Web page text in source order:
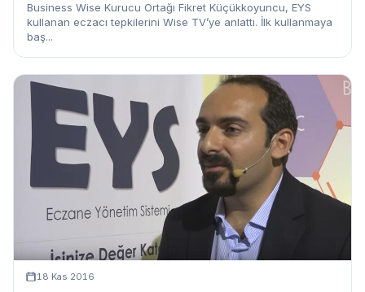
Business Wise Kurucu Ortağı Fikret Küçükkoyuncu, EYS
kullanan eczacı tepkilerini Wise TV’ye anlattı. İlk kullanmaya
baş...
18 Kas 2016